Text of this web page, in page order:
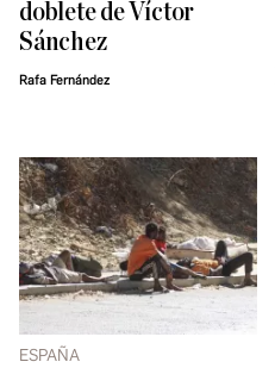
doblete de Víctor
Sánchez
Rafa Fernández
ESPAÑA